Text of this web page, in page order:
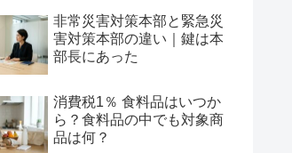
非常災害対策本部と緊急災
害対策本部の違い｜鍵は本
部長にあった
消費税1％ 食料品はいつか
ら？食料品の中でも対象商
品は何？